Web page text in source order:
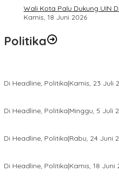
Wali Kota Palu Dukung UIN
Kamis, 18 Juni 2026
Politika
Di Headline, Politika|Kamis, 23 Juli
Di Headline, Politika|Minggu, 5 Juli
Di Headline, Politika|Rabu, 24 Juni
Di Headline, Politika|Kamis, 18 Juni